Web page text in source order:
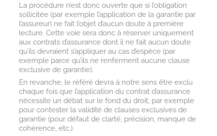
La procédure n’est donc ouverte que si l’obligation
sollicitée (par exemple l’application de la garantie par
l’assureur) ne fait l’objet d’aucun doute à première
lecture. Cette voie sera donc à réserver uniquement
aux contrats d’assurance dont il ne fait aucun doute
qu’ils devraient s’appliquer au cas d’espèce (par
exemple parce qu’ils ne renferment aucune clause
exclusive de garantie).
En revanche, le référé devra à notre sens être exclu
chaque fois que l’application du contrat d’assurance
nécessite un débat sur le fond du droit, par exemple
pour contester la validité de clauses exclusives de
garantie (pour défaut de clarté, précision, manque de
cohérence, etc.).